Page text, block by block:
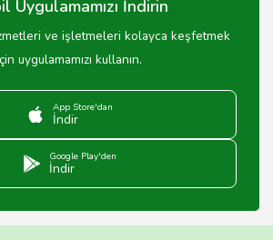
Uygulamamızı İndirin
ve işletmeleri kolayca keşfetmek
uygulamamızı kullanın.
App Store'dan
İndir
Google Play'den
İndir